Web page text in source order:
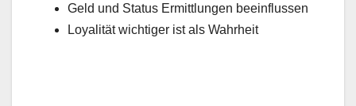
Geld und Status Ermittlungen beeinflussen
Loyalität wichtiger ist als Wahrheit